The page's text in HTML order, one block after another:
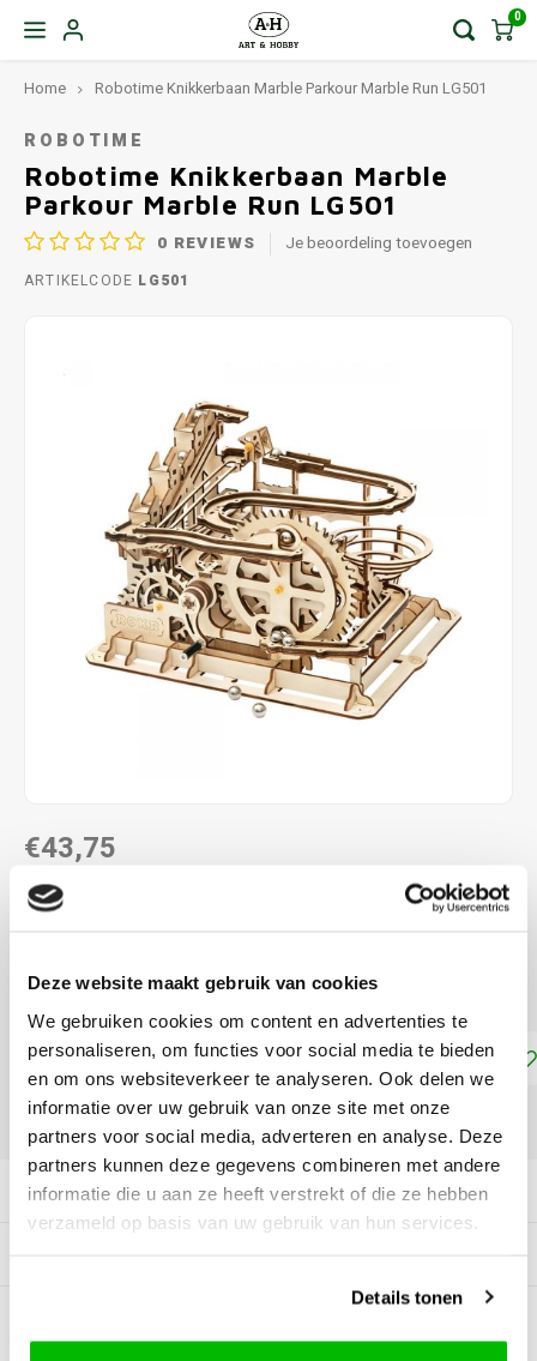
Deze website maakt gebruik van cookies
We gebruiken cookies om content en advertenties te
personaliseren, om functies voor social media te bieden
en om ons websiteverkeer te analyseren. Ook delen we
informatie over uw gebruik van onze site met onze
partners voor social media, adverteren en analyse. Deze
partners kunnen deze gegevens combineren met andere
informatie die u aan ze heeft verstrekt of die ze hebben
verzameld op basis van uw gebruik van hun services.
Details tonen
0
Home Robotime Knikkerbaan Marble Parkour Marble Run LG501
ROBOTIME
Robotime Knikkerbaan Marble
Parkour Marble Run LG501
0 REVIEWS Je beoordeling toevoegen
ARTIKELCODE LG501
€43,75
LEVERTIJD: CA. 1-2 WEKEN
meer
Toevoegen aan winkelwagen
Productomschrijving